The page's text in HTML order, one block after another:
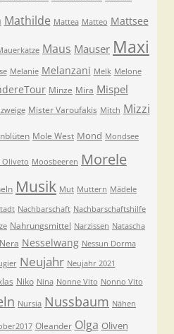
Mathilde Mattea Matteo Mattsee
Maus Mauser Maxi
Melanie Melanzani Melk Melone
Minze Mira Mispel
Mister Varoufakis Mitch Mizzi
Mole West Mond Mondsee
Oliveto Moosbeeren Morele
Musik Mut Muttern Mädele
Nachbarschaft Nachbarschaftshilfe
Nahrungsmittel Narzissen Natascha
Nera Nesselwang Nessun Dorma
Neujahr Neujahr 2021
Niko Nina Nonne Vito Nonno Vito
Nursia Nussbaum Nähen
Oleander Olga Oliven